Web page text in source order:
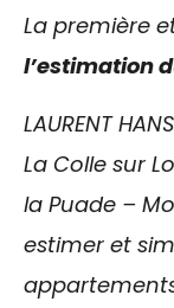
La première
l’estimation
LAURENT
La Colle sur
la Puade –
estimer et